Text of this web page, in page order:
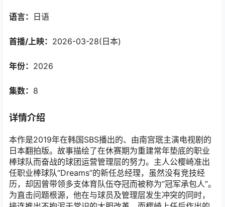
语言： 日语
首播/上映： 2026-03-28(日本)
年份： 2026
集数： 8
详情介绍
本作是2019年在韩国SBS播出的、由南宫珉主演电视剧的
日本翻拍版。故事描绘了在休赛期为重建常年垫底的职业
棒球队而奋战的球团运营管理层的努力。主人公樱崎准出
任职业棒球队“Dreams”的新任总经理，虽然没有竞技经
历，却因曾带领多支体育队伍夺冠而被称为“冠军承包人”。
为直击问题根源，他在与球员及管理层发生冲突的同时，